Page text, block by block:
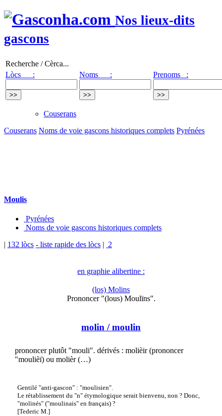
Nos lieux-dits
gascons
Recherche / Cèrca...
Lòcs :
Noms : Prenoms :
Couserans
Couserans Noms de voie gascons historiques complets Pyrénées
Moulis
Pyrénées
Noms de voie gascons historiques complets
| 132 lòcs - liste rapide des lòcs | 2
en graphie alibertine :
(los) Molins
Prononcer "(lous) Moulïns".
molin / moulin
prononcer plutôt "mouli". dérivés : molièir (prononcer
"moulièï) ou molièr (…)
Gentilé "anti-gascon" : "moulisien".
Le rétablissement du "n" étymologique serait bienvenu, non ? Donc,
"molinés" ("moulinais" en français) ?
[Tederic M.]